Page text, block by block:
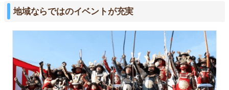
地域ならではのイベントが充実